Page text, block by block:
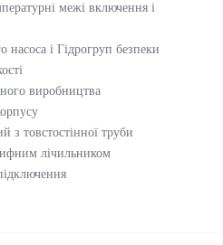
межі включення і
насоса і Гідрогруп безпеки
виробництва
з товстостінної труби
лічильником